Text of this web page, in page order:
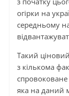
огірки на
середньому
Такий
з кількома
яка на даний